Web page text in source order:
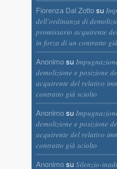
Fiorenza Dal Zottosu
dell’ordinanza di
promissario acquirente
in forza di un contratto
Anonimosu
demolizione e posizione
acquirente del relativo
contratto già sciolto
Anonimosu
demolizione e posizione
acquirente del relativo
contratto già sciolto
Anonimosu Silenzio-